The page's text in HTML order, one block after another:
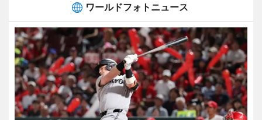
ワールドフォトニュース